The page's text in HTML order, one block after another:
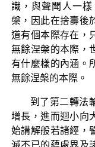
識，與聲聞人一
槃，因此在捨壽後
道有個本際存在，
無餘涅槃的本際，
有什麼樣的內涵。
無餘涅槃的本際。
到了第二轉法
增長，進而迴小向
始講解般若諸經，
滅不已的蘊處界及